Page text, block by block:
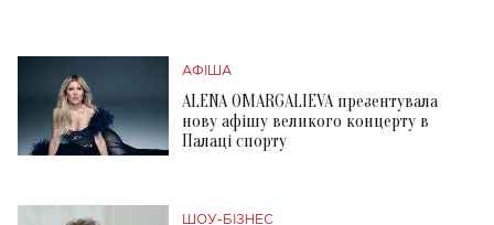
АФІША
ALENA OMARGALIEVA презентувала
нову афішу великого концерту в
Палаці спорту
ШОУ-БІЗНЕС